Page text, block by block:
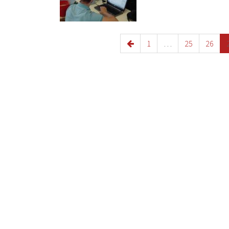
1 … 25 26